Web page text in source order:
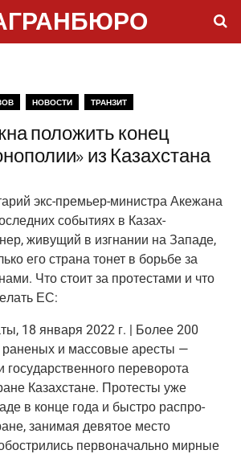
НОВОСТИ ТРАНЗИТ
положить конец
из Казахстана
экс-пре­мьер-мини­стра Аке­жа­на
собы­ти­ях в Казах­
живу­щий в изгна­нии на Запа­де,
его стра­на тонет в борь­бе за
Что сто­ит за про­те­ста­ми и что
ЕС:
18 янва­ря 2022 г. | Более 200
ране­ных и мас­со­вые аре­сты —
госу­дар­ствен­но­го пере­во­ро­та
Казах­стане. Про­те­сты уже
в кон­це года и быст­ро рас­про­
зани­мая девя­тое место
пер­во­на­чаль­но мир­ные